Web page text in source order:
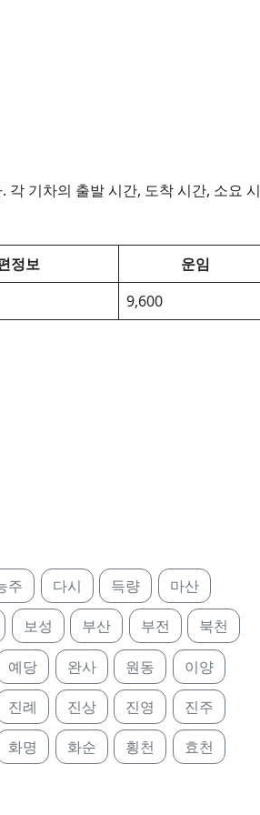
기차의 출발 시간, 도착 시간, 소요 시
정보
운임
9,600
주 다시 득량 마산
보성 부산 부전 북천
예당 완사 원동 이양
진례 진상 진영 진주
화명 화순 횡천 효천